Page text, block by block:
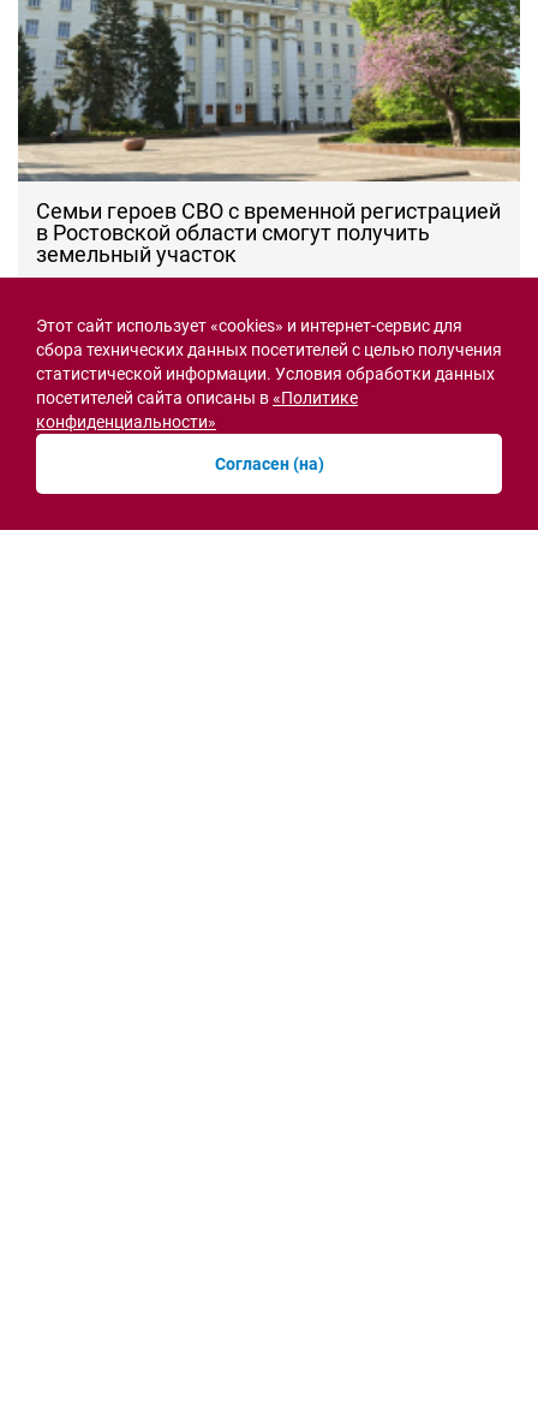
Семьи героев СВО с временной регистрацией
в Ростовской области смогут получить
земельный участок
Новости рубрики
Острая ситуация
Этот сайт использует «cookies» и интернет-сервис для
сбора технических данных посетителей с целью получения
статистической информации. Условия обработки данных
посетителей сайта описаны в«Политике
конфиденциальности»
Согласен (на)